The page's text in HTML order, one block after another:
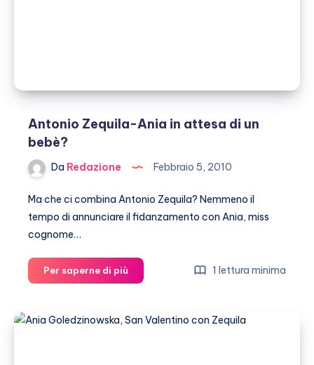
Antonio Zequila-Ania in attesa di un
bebè?
Da Redazione Febbraio 5, 2010
Ma che ci combina Antonio Zequila? Nemmeno il
tempo di annunciare il fidanzamento con Ania, miss
cognome…
Per saperne di più
Zequila-
in
1 lettura minima